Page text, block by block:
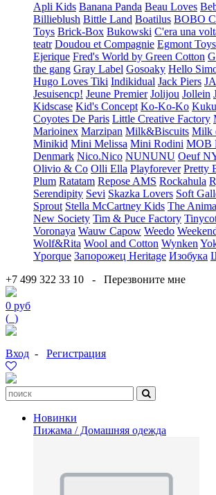
Apli Kids Banana Panda Beau Loves
Billieblush Bittle Land Boatilus BOBO
Toys Brick-Box Bukowski C'era una
teatr Doudou et Compagnie Egmont Toys
Ejerique Fred's World by Green Cotton
the gang Gray Label Gosoaky Hello
Hugo Loves Tiki Indikidual Jack Piers
Jesuisencp! Jeune Premier Jolijou Jollein
Kidscase Kid's Concept Ko-Ko-Ko
Coyotes De Paris Little Creative Factory
Marioinex Marzipan Milk&Biscuits Milk
Minikid Mini Melissa Mini Rodini MOB
Denmark Nico.Nico NUNUNU Oeuf
Olivio & Co Olli Ella Playforever Pretty
Plum Ratatam Repose AMS Rockahula
Serendipity Sevi Skazka Lovers Soft
Sprout Stella McCartney Kids The
New Society Tim & Puce Factory
Voronaya Wauw Capow Weedo
Wolf&Rita Wool and Cotton Wynken
Yporque Запорожец Heritage Изобука
+7 499 322 33 10 - Перезвоните мне
0 руб
( )
Вход - Регистрация
Новинки
Пижама / Домашняя одежда